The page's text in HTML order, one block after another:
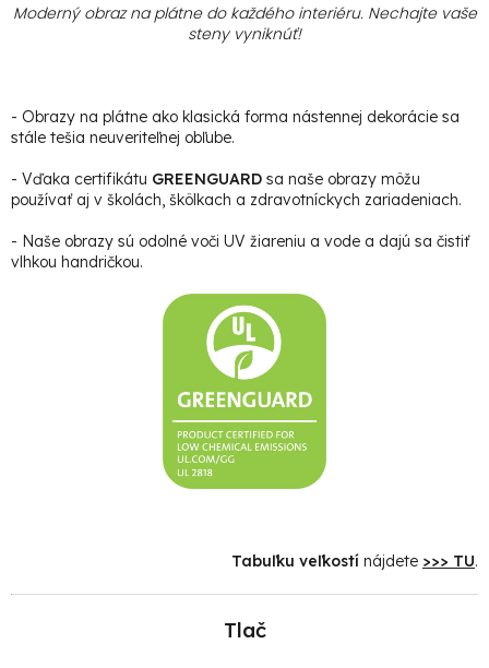
Moderný obraz na plátne do každého interiéru. Nechajte vaše
steny vyniknúť!
- Obrazy na plátne ako klasická forma nástennej dekorácie sa
stále tešia neuveriteľnej obľube.
- Vďaka certifikátu GREENGUARD sa naše obrazy môžu
používať aj v školách, škôlkach a zdravotníckych zariadeniach.
- Naše obrazy sú odolné voči UV žiareniu a vode a dajú sa čistiť
vlhkou handričkou.
Tabuľku veľkostí nájdete >>> TU.
Tlač